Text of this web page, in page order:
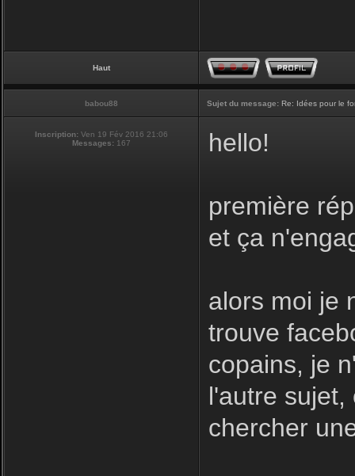
Haut
babou88 Sujet du message: Re: Idées pour le
Inscription: Ven 19 Fév 2016 21:06
Messages: 167 hello!
première
et ça
alors moi je
trouve
copains, je
l'autre
chercher